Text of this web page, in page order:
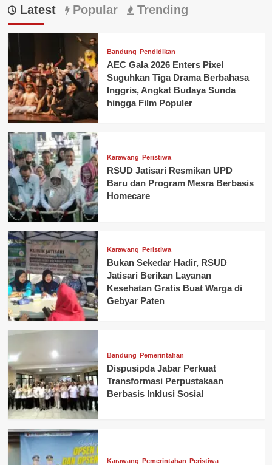
Latest Popular Trending
Bandung Pendidikan
AEC Gala 2026 Enters Pixel
Suguhkan Tiga Drama Berbahasa
Inggris, Angkat Budaya Sunda
hingga Film Populer
Karawang Peristiwa
RSUD Jatisari Resmikan UPD
Baru dan Program Mesra Berbasis
Homecare
Karawang Peristiwa
Bukan Sekedar Hadir, RSUD
Jatisari Berikan Layanan
Kesehatan Gratis Buat Warga di
Gebyar Paten
Bandung Pemerintahan
Dispusipda Jabar Perkuat
Transformasi Perpustakaan
Berbasis Inklusi Sosial
Karawang Pemerintahan Peristiwa